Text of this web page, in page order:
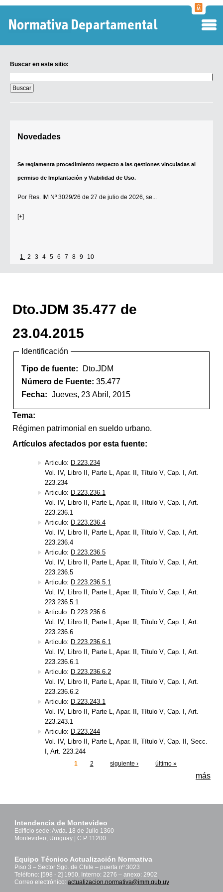
Buscar en este sitio:
en
este
sitio:
Novedades
Se reglamenta procedimiento respecto a las gestiones vinculadas al
permiso de Implantación y Viabilidad de Uso.
Por Res. IM Nº 3029/26 de 27 de julio de 2026, se...
[+]
1 2 3 4 5 6 7 8 9 10
Dto.JDM 35.477 de
23.04.2015
Identificación
Tipo de fuente:
Dto.JDM
Número de Fuente: 35.477
Fecha: Jueves, 23 Abril, 2015
Tema:
Régimen patrimonial en sueldo urbano.
Artículos afectados por esta fuente:
Articulo: D.223.234
Vol. IV, Libro II, Parte L, Apar. II, Título V, Cap. I, Art.
223.234
Articulo: D.223.236.1
Vol. IV, Libro II, Parte L, Apar. II, Título V, Cap. I, Art.
223.236.1
Articulo: D.223.236.4
Vol. IV, Libro II, Parte L, Apar. II, Título V, Cap. I, Art.
223.236.4
Articulo: D.223.236.5
Vol. IV, Libro II, Parte L, Apar. II, Título V, Cap. I, Art.
223.236.5
Articulo: D.223.236.5.1
Vol. IV, Libro II, Parte L, Apar. II, Título V, Cap. I, Art.
223.236.5.1
Articulo: D.223.236.6
Vol. IV, Libro II, Parte L, Apar. II, Título V, Cap. I, Art.
223.236.6
Articulo: D.223.236.6.1
Vol. IV, Libro II, Parte L, Apar. II, Título V, Cap. I, Art.
223.236.6.1
Articulo: D.223.236.6.2
Vol. IV, Libro II, Parte L, Apar. II, Título V, Cap. I, Art.
223.236.6.2
Articulo: D.223.243.1
Vol. IV, Libro II, Parte L, Apar. II, Título V, Cap. I, Art.
223.243.1
Articulo: D.223.244
Vol. IV, Libro II, Parte L, Apar. II, Título V, Cap. II, Secc.
I, Art. 223.244
1 2 siguiente › último »
más
Intendencia de Montevideo
Edificio sede: Avda. 18 de Julio 1360
Montevideo, Uruguay | C.P. 11200
Equipo Técnico Actualización Normativa
Piso 3 – Sector Sgo. de Chile – puerta nº 3023
Teléfono: [598 - 2] 1950, Interno: 2276 – anexo: 2902
Correo electrónico: actualizacion.normativa@imm.gub.uy